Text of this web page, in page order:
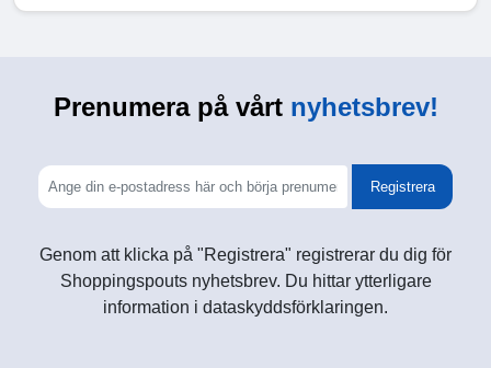
Prenumera på vårtnyhetsbrev!
Registrera
Genom att klicka på "Registrera" registrerar du dig för
Shoppingspouts nyhetsbrev. Du hittar ytterligare
information i dataskyddsförklaringen.